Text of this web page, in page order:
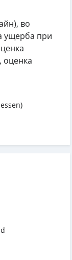
во
ущерба при
оценка